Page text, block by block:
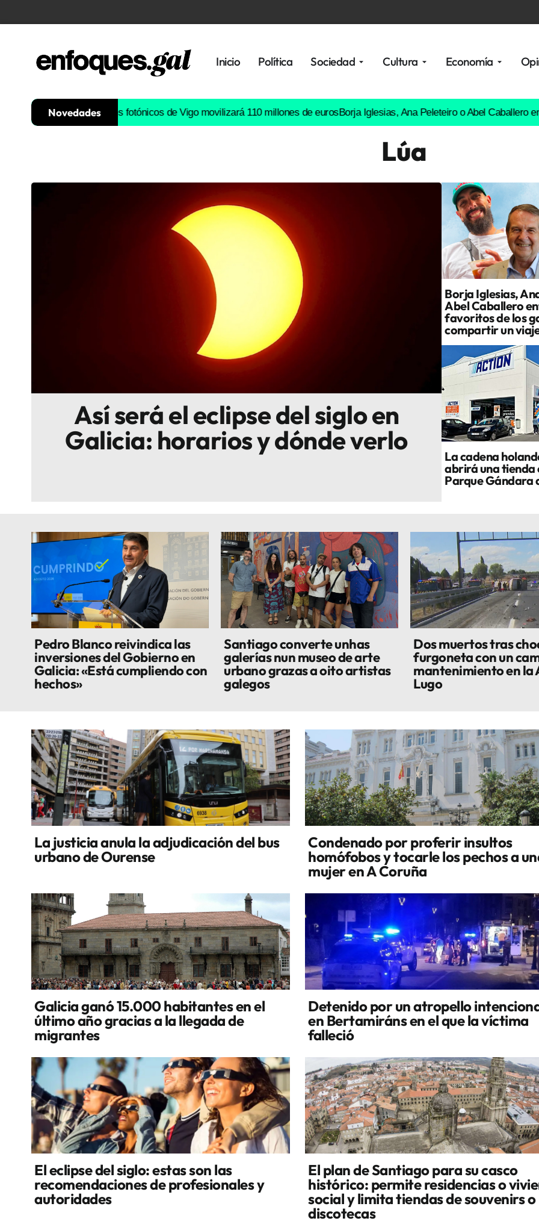
Inicio Política Sociedad Cultura Economía
Histórica
Novedades
semiconductores fotónicos de Vigo movilizará 110 millones de eurosBorja Iglesias, Ana Peleteiro o Abel Caballero entre los
Lúa
Así será el eclipse del siglo en
Galicia: horarios y dónde verlo
Borja Iglesias,
Abel Caballero
favoritos de los
compartir un
La cadena
abrirá una tienda
Parque Gándara
Pedro Blanco reivindica las
inversiones del Gobierno en
Galicia: «Está cumpliendo con
hechos»
Santiago converte unhas
galerías nun museo de arte
urbano grazas a oito artistas
galegos
Dos muertos tras
furgoneta con un
mantenimiento en la
Lugo
La justicia anula la adjudicación del bus
urbano de Ourense
Condenado por proferir insultos
homófobos y tocarle los pechos a
mujer en A Coruña
Galicia ganó 15.000 habitantes en el
último año gracias a la llegada de
migrantes
Detenido por un atropello
en Bertamiráns en el que la víctima
falleció
El eclipse del siglo: estas son las
recomendaciones de profesionales y
autoridades
El plan de Santiago para su casco
histórico: permite residencias o
social y limita tiendas de souvenirs o
discotecas